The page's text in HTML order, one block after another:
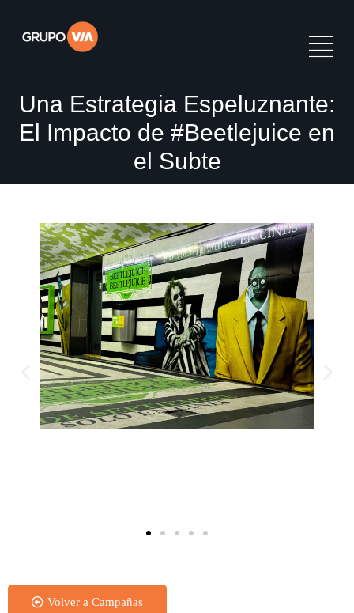
Una Estrategia Espeluznante:
El Impacto de #Beetlejuice en
el Subte
Volver a Campañas